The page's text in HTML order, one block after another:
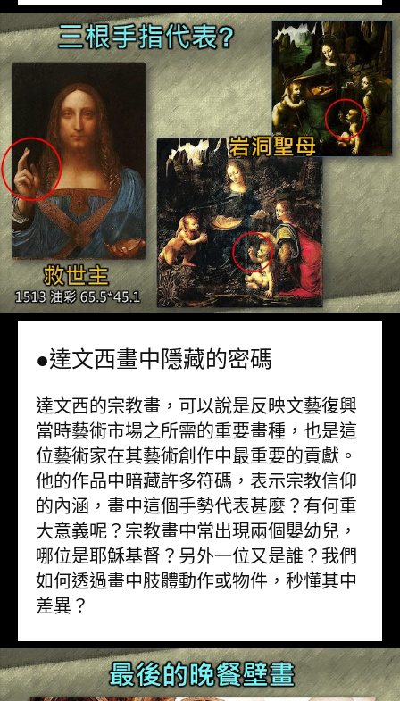
●達文西畫中隱藏的密碼
達文西的宗教畫，可以說是反映文藝復興
當時藝術市場之所需的重要畫種，也是這
位藝術家在其藝術創作中最重要的貢獻。
他的作品中暗藏許多符碼，表示宗教信仰
的內涵，畫中這個手勢代表甚麼？有何重
大意義呢？宗教畫中常出現兩個嬰幼兒，
哪位是耶穌基督？另外一位又是誰？我們
如何透過畫中肢體動作或物件，秒懂其中
差異？